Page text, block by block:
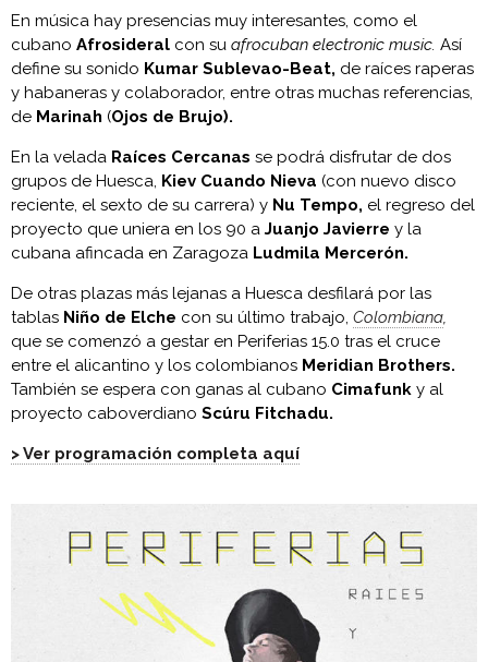
En música hay presencias muy interesantes, como el
cubano Afrosideral con su afrocuban electronic music. Así
define su sonido Kumar Sublevao-Beat, de raíces raperas
y habaneras y colaborador, entre otras muchas referencias,
de Marinah (Ojos de Brujo).
En la velada Raíces Cercanas se podrá disfrutar de dos
grupos de Huesca, Kiev Cuando Nieva (con nuevo disco
reciente, el sexto de su carrera) y Nu Tempo, el regreso del
proyecto que uniera en los 90 a Juanjo Javierre y la
cubana afincada en Zaragoza Ludmila Mercerón.
De otras plazas más lejanas a Huesca desfilará por las
tablas Niño de Elche con su último trabajo, Colombiana,
que se comenzó a gestar en Periferias 15.0 tras el cruce
entre el alicantino y los colombianos Meridian Brothers.
También se espera con ganas al cubano Cimafunk y al
proyecto caboverdiano Scúru Fitchadu.
> Ver programación completa aquí